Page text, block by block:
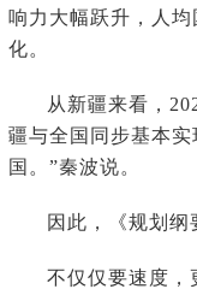
响力大幅跃升，人
化。
从新疆来看，
疆与全国同步基本
国。”秦波说。
因此，《规划纲
不仅仅要速度，